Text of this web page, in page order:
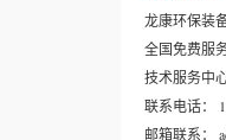
龙康环保装
全国免费服
技术服务中
联系电话：
邮箱联系：